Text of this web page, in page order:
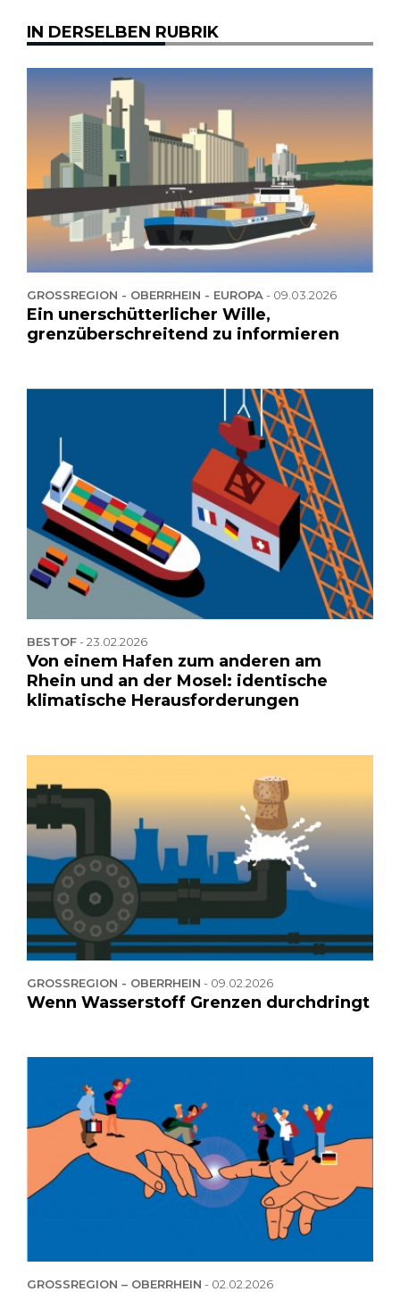
IN DERSELBEN RUBRIK
GROSSREGION - OBERRHEIN - EUROPA - 09.03.2026
Ein unerschütterlicher Wille,
grenzüberschreitend zu informieren
BESTOF-23.02.2026
Von einem Hafen zum anderen am
Rhein und an der Mosel: identische
klimatische Herausforderungen
GROSSREGION - OBERRHEIN - 09.02.2026
Wenn Wasserstoff Grenzen durchdringt
GROSSREGION – OBERRHEIN - 02.02.2026